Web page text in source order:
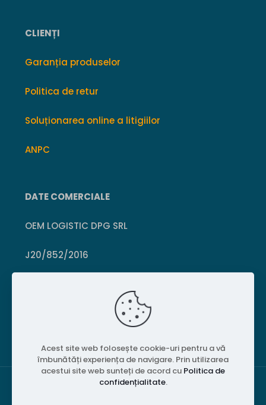
CLIENȚI
Garanția produselor
Politica de retur
Soluționarea online a litigiilor
ANPC
DATE COMERCIALE
OEM LOGISTIC DPG SRL
J20/852/2016
Crișcior, Hunedoara
Acest site web folosește cookie-uri pentru a vă
îmbunătăți experiența de navigare. Prin utilizarea
acestui site web sunteți de acord cu Politica de
confidențialitate.